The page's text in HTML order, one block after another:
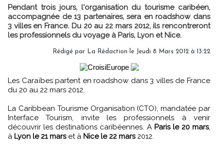
Pendant trois jours, l'organisation du tourisme caribéen,
accompagnée de 13 partenaires, sera en roadshow dans
3 villes en France. Du 20 au 22 mars 2012, ils rencontreront
les professionnels du voyage à Paris, Lyon et Nice.
Rédigé par La Rédaction le Jeudi 8 Mars 2012 à 13:22
Les Caraïbes partent en roadshow dans 3 villes de France
du 20 au 22 mars 2012.
La Caribbean Tourisme Organisation (CTO), mandatée par
Interface Tourism, invite les professionnels à venir
découvrir les destinations caribéennes. A Paris le 20 mars,
à Lyon le 21 marset à Nice le 22 mars2012.